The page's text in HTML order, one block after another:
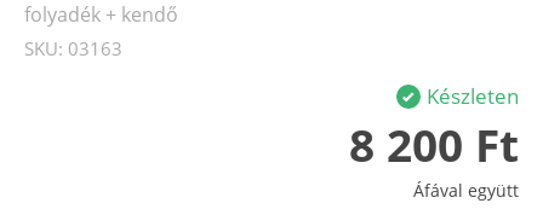
folyadék + kendő
SKU: 03163
Készleten
8 200 Ft
Áfával együtt